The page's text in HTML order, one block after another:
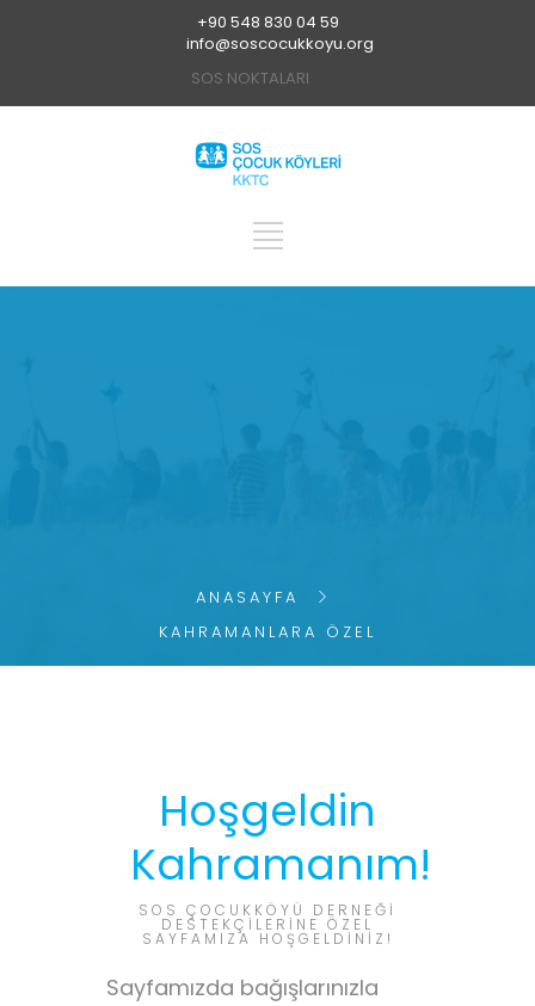
+90 548 830 04 59
info@soscocukkoyu.org
SOS NOKTALARI
ANASAYFA
KAHRAMANLARA ÖZEL
Hoşgeldin
Kahramanım!
SOS ÇOCUKKÖYÜ DERNEĞI
DESTEKÇILERINE ÖZEL
SAYFAMIZA HOŞGELDINIZ!
Sayfamızda bağışlarınızla